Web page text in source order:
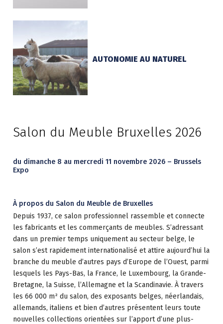
AUTONOMIE AU NATUREL
Salon du Meuble Bruxelles 2026
du dimanche 8 au mercredi 11 novembre 2026 – Brussels
Expo
À propos du Salon du Meuble de Bruxelles
Depuis 1937, ce salon professionnel rassemble et connecte
les fabricants et les commerçants de meubles. S’adressant
dans un premier temps uniquement au secteur belge, le
salon s’est rapidement internationalisé et attire aujourd’hui la
branche du meuble d’autres pays d’Europe de l’Ouest, parmi
lesquels les Pays-Bas, la France, le Luxembourg, la Grande-
Bretagne, la Suisse, l’Allemagne et la Scandinavie. À travers
les 66 000 m² du salon, des exposants belges, néerlandais,
allemands, italiens et bien d’autres présentent leurs toute
nouvelles collections orientées sur l’apport d’une plus-